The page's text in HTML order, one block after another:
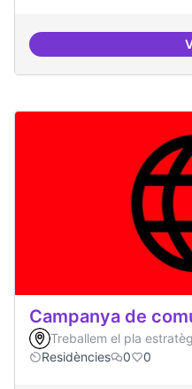
Campanya de
Treballem el pla
Residències
0 0